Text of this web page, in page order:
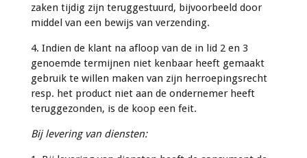
zaken tijdig zijn teruggestuurd, bijvoorbeeld door
middel van een bewijs van verzending.
4. Indien de klant na afloop van de in lid 2 en 3
genoemde termijnen niet kenbaar heeft gemaakt
gebruik te willen maken van zijn herroepingsrecht
resp. het product niet aan de ondernemer heeft
teruggezonden, is de koop een feit.
Bij levering van diensten: